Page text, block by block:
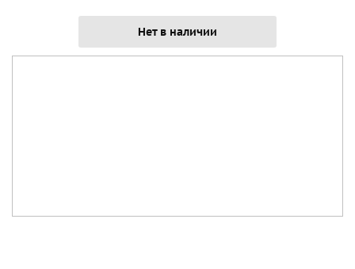
Нет в наличии